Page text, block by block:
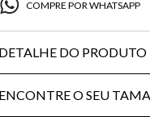
COMPRE POR WHATSAPP
DETALHE DO PRODUTO
ENCONTRE O SEU